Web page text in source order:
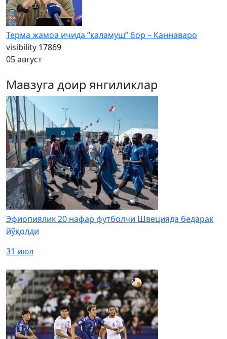
Терма жамоа ичида “каламуш” бор – Каннаваро
visibility 17869
05 август
Мавзуга доир янгиликлар
Эфиопиялик 20 нафар футболчи Швецияда бедарак
йўқолди
31 июл